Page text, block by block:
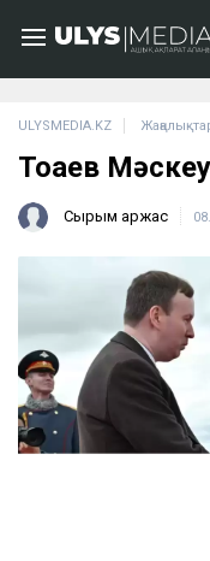
ULYSMEDIA.KZ
Тоқаев
Сырым Қаржас